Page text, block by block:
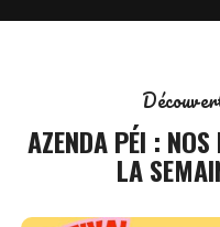
AZENDA PÉI : NOS
LA